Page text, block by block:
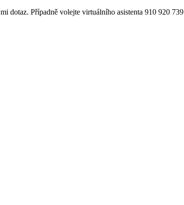
dotaz. Případně volejte virtuálního asistenta 910 920 739